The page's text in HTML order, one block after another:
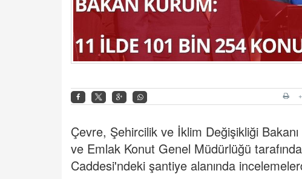
+
Çevre, Şehircilik ve İklim Değişikliği Bakanı
ve Emlak Konut Genel Müdürlüğü
Caddesi'ndeki şantiye alanında